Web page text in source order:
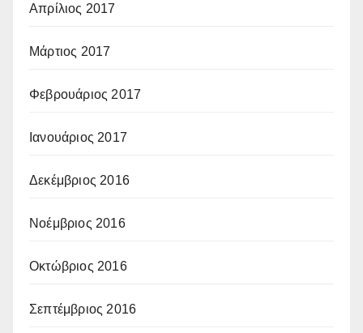
Απρίλιος 2017
Μάρτιος 2017
Φεβρουάριος 2017
Ιανουάριος 2017
Δεκέμβριος 2016
Νοέμβριος 2016
Οκτώβριος 2016
Σεπτέμβριος 2016